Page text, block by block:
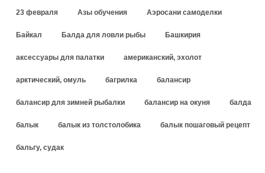
23 февраля Азы обучения Аэросани самоделки
Байкал Балда для ловли рыбы Башкирия
аксессуары для палатки американский, эхолот
арктический, омуль багрилка балансир
балансир для зимней рыбалки балансир на окуня балда
балык балык из толстолобика балык пошаговый рецепт
бальгу, судак